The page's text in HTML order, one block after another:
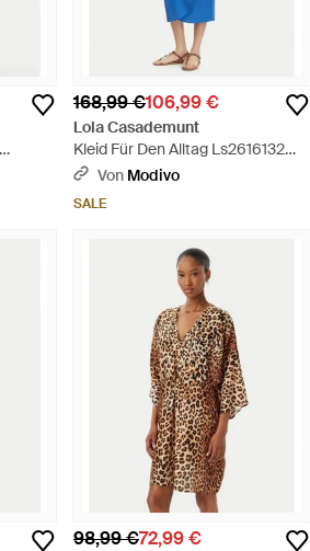
168,99 €106,99 €
Lola Casademunt
Kleid Für Den Alltag Ls2616132
Regular Fit - Blau
Von Modivo
SALE
98,99 €72,99 €